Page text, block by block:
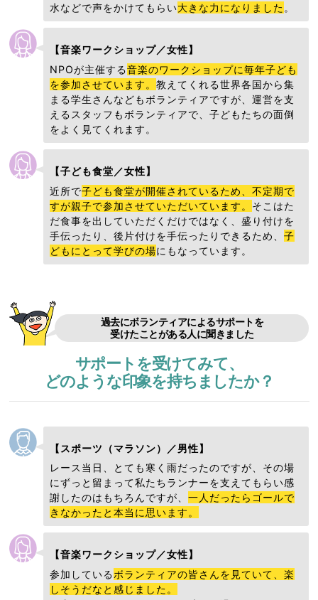
水などで声をかけてもらい大きな力になりました。
【音楽ワークショップ／女性】
NPOが主催する音楽のワークショップに毎年子ども
を参加させています。教えてくれる世界各国から集
まる学生さんなどもボランティアですが、運営を支
えるスタッフもボランティアで、子どもたちの面倒
をよく見てくれます。
【子ども食堂／女性】
近所で子ども食堂が開催されているため、不定期で
すが親子で参加させていただいています。 そこはた
だ食事を出していただくだけではなく、盛り付けを
手伝ったり、後片付けを手伝ったりできるため、子
どもにとって学びの場にもなっています。
過去にボランティアによるサポートを
受けたことがある人に聞きました
サポートを受けてみて、
どのような印象を持ちましたか？
【スポーツ（マラソン）／男性】
レース当日、とても寒く雨だったのですが、その場
にずっと留まって私たちランナーを支えてもらい感
謝したのはもちろんですが、一人だったらゴールで
きなかったと本当に思います。
【音楽ワークショップ／女性】
参加しているボランティアの皆さんを見ていて、楽
しそうだなと感じました。